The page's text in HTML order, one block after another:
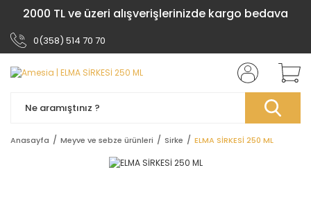
2000 TL ve üzeri alışverişlerinizde kargo bedava
0(358) 514 70 70
Anasayfa Meyve ve sebze ürünleri Sirke ELMA SİRKESİ 250 ML